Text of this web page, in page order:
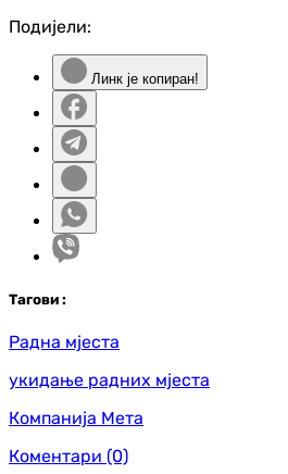
Подијели:
Линк је копиран!
Тагови :
Радна мјеста
укидање радних мјеста
Компанија Мета
Коментари (0)